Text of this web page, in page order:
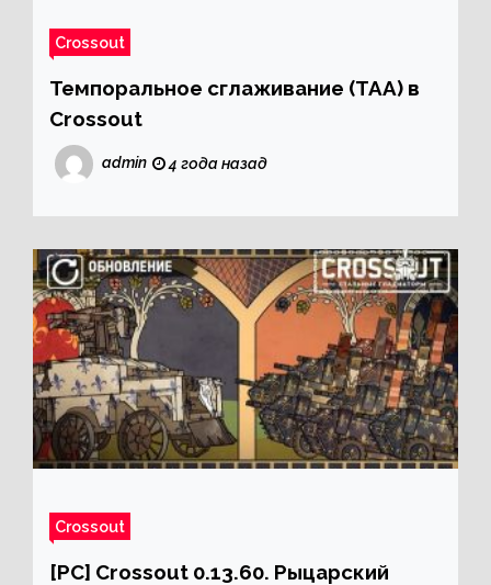
Crossout
Темпоральное сглаживание (TAA) в
Crossout
admin 4 года назад
Crossout
[PC] Crossout 0.13.60. Рыцарский